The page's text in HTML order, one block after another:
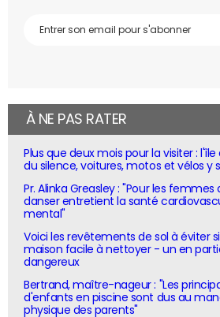
À NE PAS RATER
Plus que deux mois pour la visiter :
du silence, voitures, motos et vélos y
Pr. Alinka Greasley : "Pour les femmes
danser entretient la santé
mental"
Voici les revêtements de sol à éviter
maison facile à nettoyer - un en
dangereux
Bertrand, maître-nageur : "Les
d'enfants en piscine sont dus au
physique des parents"